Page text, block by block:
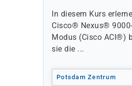
In diesem Kurs
Cisco® Nexus®
Modus (Cisco ACI®)
sie die ...
Potsdam Zentrum